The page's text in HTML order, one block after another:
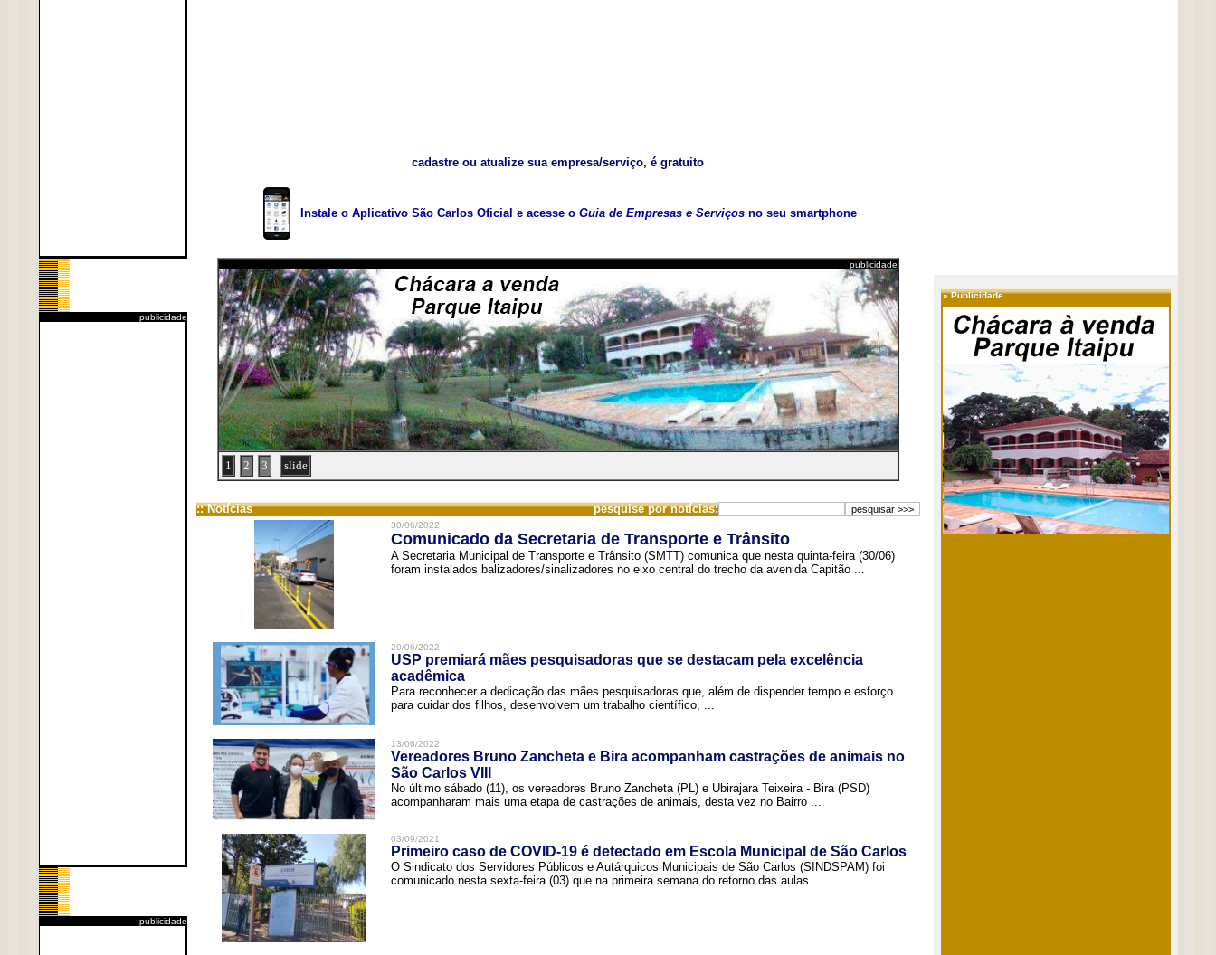
publicidade
publicidade
cadastre ou atualize sua empresa/serviço, é gratuito
Instale o Aplicativo São Carlos Oficial e acesse o Guia de Empresas e Serviços no seu smartphone
publicidade
1 2 3 slide
:: Notícias pesquise por notícias:
30/06/2022
Comunicado da Secretaria de Transporte e Trânsito
A Secretaria Municipal de Transporte e Trânsito (SMTT) comunica que nesta quinta-feira (30/06)
foram instalados balizadores/sinalizadores no eixo central do trecho da avenida Capitão ...
20/06/2022
USP premiará mães pesquisadoras que se destacam pela excelência
acadêmica
Para reconhecer a dedicação das mães pesquisadoras que, além de dispender tempo e esforço
para cuidar dos filhos, desenvolvem um trabalho científico, ...
13/06/2022
Vereadores Bruno Zancheta e Bira acompanham castrações de animais no
São Carlos VIII
No último sábado (11), os vereadores Bruno Zancheta (PL) e Ubirajara Teixeira - Bira (PSD)
acompanharam mais uma etapa de castrações de animais, desta vez no Bairro ...
03/09/2021
Primeiro caso de COVID-19 é detectado em Escola Municipal de São Carlos
O Sindicato dos Servidores Públicos e Autárquicos Municipais de São Carlos (SINDSPAM) foi
comunicado nesta sexta-feira (03) que na primeira semana do retorno das aulas ...
»Publicidade